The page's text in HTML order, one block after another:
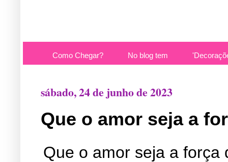
Como Chegar? No blog tem
sábado, 24 de junho de 2023
Que o amor seja a
Que o amor seja a força